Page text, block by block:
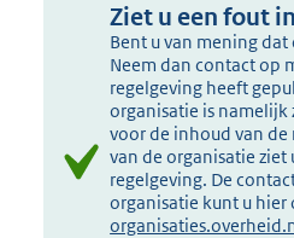
Ziet u een fout
Bent u van mening
Neem dan contact op
regelgeving heeft
organisatie is
voor de inhoud van de
van de organisatie ziet
regelgeving. De
organisatie kunt u hier